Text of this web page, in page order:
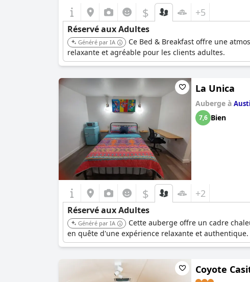
$ +5
Réservé aux Adultes
Généré par IA
Ce Bed & Breakfast offre une
relaxante et agréable pour les clients adultes.
La Unica
Auberge à
7,6 Bien
$ +2
Réservé aux Adultes
Généré par IA
Cette auberge offre un cadre
en quête d'une expérience relaxante et authentique.
Coyote